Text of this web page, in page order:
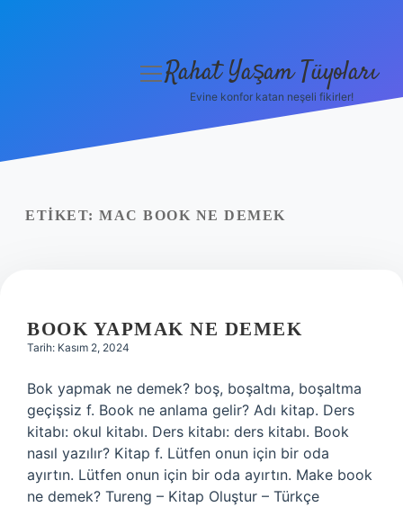
Yasal Uyarı
menüyü
Rahat Yaşam Tüyoları
Evine konfor katan neşeli fikirler!
ETIKET: MAC BOOK NE DEMEK
BOOK YAPMAK NE DEMEK
Tarih: Kasım 2, 2024
Bok yapmak ne demek? boş, boşaltma, boşaltma
geçişsiz f. Book ne anlama gelir? Adı kitap. Ders
kitabı: okul kitabı. Ders kitabı: ders kitabı. Book
nasıl yazılır? Kitap f. Lütfen onun için bir oda
ayırtın. Lütfen onun için bir oda ayırtın. Make book
ne demek? Tureng – Kitap Oluştur – Türkçe